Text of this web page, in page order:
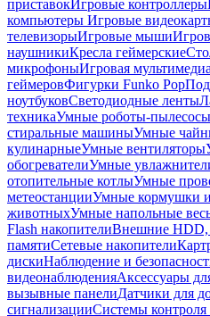
приставокИгровые контроллеры
компьютеры Игровые
телевизорыИгровые мыши
наушникиКресла геймерские
микрофоныИгровая
геймеровФигурки Funko Pop
ноутбуковСветодиодные ленты
техникаУмные роботы-пылесосы
стиральные машиныУмные
кулинарныеУмные вентиляторы
обогревателиУмные
отопительные котлыУмные
метеостанцииУмные кормушки
животныхУмные напольные
Flash накопителиВнешние HDD,
памятиСетевые накопители
дискиНаблюдение и
видеонаблюденияАксессуары
вызывные панелиДатчики для
сигнализацииСистемы контроля